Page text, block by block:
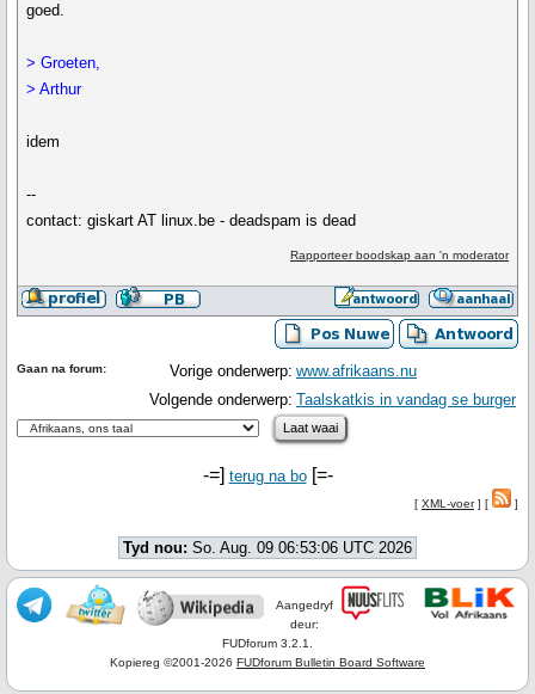
goed.
> Groeten,
> Arthur
idem
--
contact: giskart AT linux.be - deadspam is dead
Rapporteer boodskap aan 'n moderator
Vorige onderwerp: www.afrikaans.nu
Volgende onderwerp: Taalskatkis in vandag se burger
Gaan na forum:
-=] terug na bo[=-
[ XML-voer] [ ]
Tyd nou: So. Aug. 09 06:53:06 UTC 2026
Aangedryf
deur:
FUDforum 3.2.1.
Kopiereg ©2001-2026 FUDforum Bulletin Board Software